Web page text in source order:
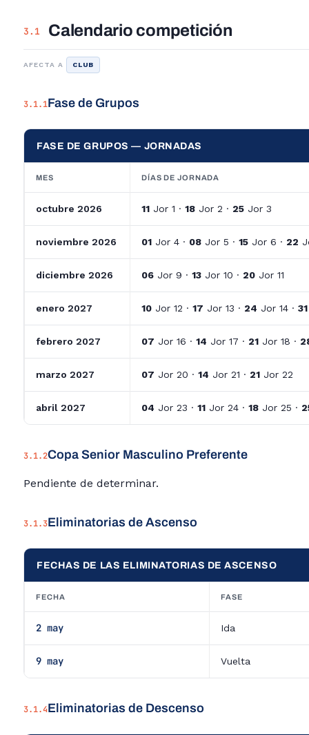
3.1 Calendario competición
AFECTA A CLUB
3.1.1Fase de Grupos
FASE DE GRUPOS — JORNADAS
MES DÍAS DE JORNADA
octubre 2026 11 Jor 1 · 18 Jor 2 · 25 Jor 3
noviembre 2026 01 Jor 4 · 08 Jor 5 · 15 Jor 6 · 22
diciembre 2026 06 Jor 9 · 13 Jor 10 · 20 Jor 11
enero 2027 10 Jor 12 · 17 Jor 13 · 24 Jor 14 · 31
febrero 2027 07 Jor 16 · 14 Jor 17 · 21 Jor 18 ·
marzo 2027 07 Jor 20 · 14 Jor 21 · 21 Jor 22
abril 2027 04 Jor 23 · 11 Jor 24 · 18 Jor 25 ·
3.1.2Copa Senior Masculino Preferente
Pendiente de determinar.
3.1.3Eliminatorias de Ascenso
FECHAS DE LAS ELIMINATORIAS DE ASCENSO
FECHA FASE
2 may Ida
9 may Vuelta
3.1.4Eliminatorias de Descenso